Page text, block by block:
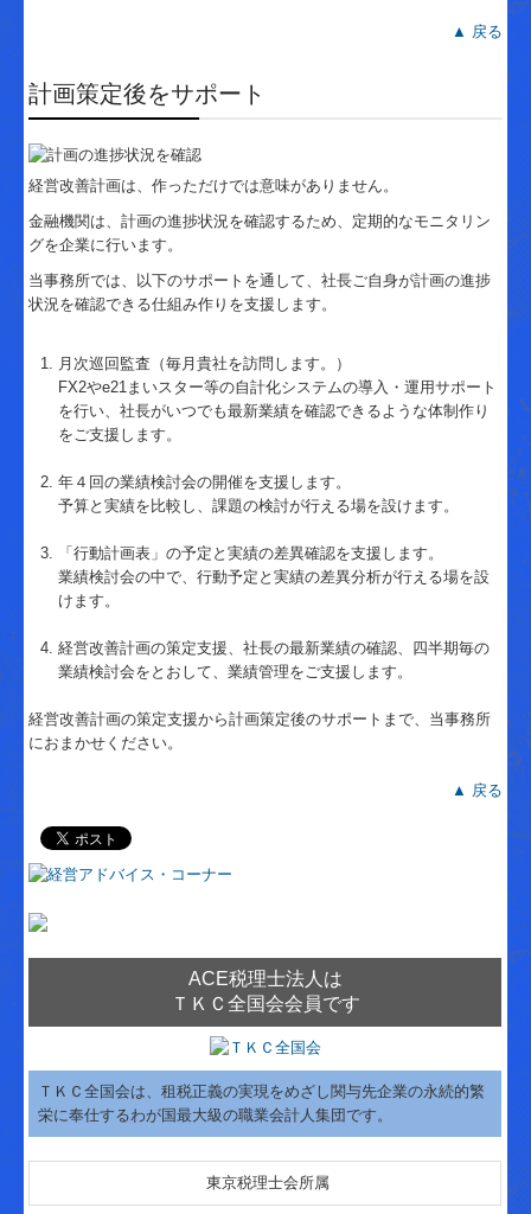
▲ 戻る
計画策定後をサポート
経営改善計画は、作っただけでは意味がありません。
金融機関は、計画の進捗状況を確認するため、定期的なモニタリン
グを企業に行います。
当事務所では、以下のサポートを通して、社長ご自身が計画の進捗
状況を確認できる仕組み作りを支援します。
月次巡回監査（毎月貴社を訪問します。）
FX2やe21まいスター等の自計化システムの導入・運用サポート
を行い、社長がいつでも最新業績を確認できるような体制作り
をご支援します。
年４回の業績検討会の開催を支援します。
予算と実績を比較し、課題の検討が行える場を設けます。
「行動計画表」の予定と実績の差異確認を支援します。
業績検討会の中で、行動予定と実績の差異分析が行える場を設
けます。
経営改善計画の策定支援、社長の最新業績の確認、四半期毎の
業績検討会をとおして、業績管理をご支援します。
経営改善計画の策定支援から計画策定後のサポートまで、当事務所
におまかせください。
▲ 戻る
ACE税理士法人は
ＴＫＣ全国会会員です
ＴＫＣ全国会は、租税正義の実現をめざし関与先企業の永続的繁
栄に奉仕するわが国最大級の職業会計人集団です。
東京税理士会所属